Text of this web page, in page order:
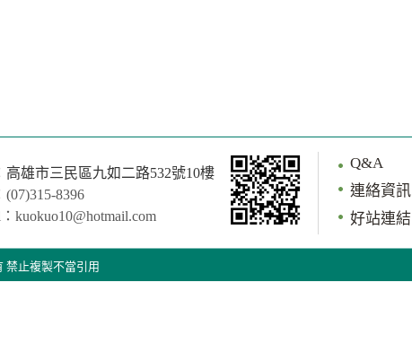
高雄市三民區九如二路532號10樓
(07)315-8396
kuokuo10@hotmail.com
Q&A
連絡資訊
好站連結
禁止複製不當引用